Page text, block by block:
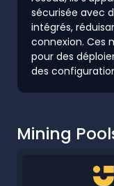
sécurisée avec
intégrés,
connexion. Ces
pour des
des
Mining